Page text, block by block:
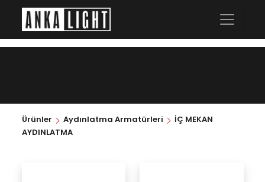
Ürünler Aydınlatma Armatürleri
İÇ MEKAN
AYDINLATMA